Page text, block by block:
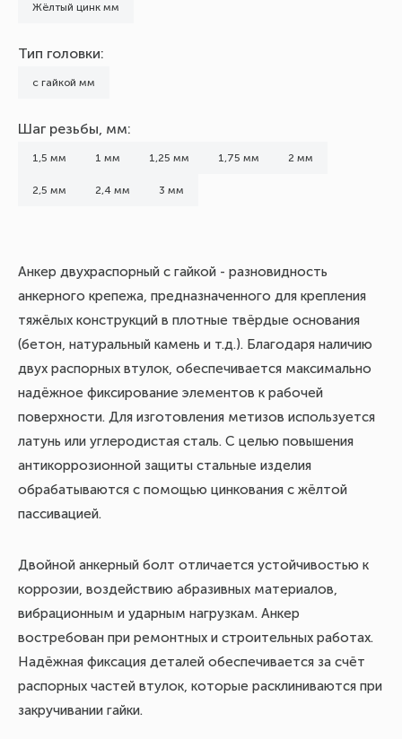
Жёлтый цинк мм
Тип головки:
с гайкой мм
Шаг резьбы, мм:
1,5 мм 1 мм 1,25 мм 1,75 мм 2 мм
2,5 мм 2,4 мм 3 мм
Анкер двухраспорный с гайкой - разновидность
анкерного крепежа, предназначенного для крепления
тяжёлых конструкций в плотные твёрдые основания
(бетон, натуральный камень и т.д.). Благодаря наличию
двух распорных втулок, обеспечивается максимально
надёжное фиксирование элементов к рабочей
поверхности. Для изготовления метизов используется
латунь или углеродистая сталь. С целью повышения
антикоррозионной защиты стальные изделия
обрабатываются с помощью цинкования с жёлтой
пассивацией.
Двойной анкерный болт отличается устойчивостью к
коррозии, воздействию абразивных материалов,
вибрационным и ударным нагрузкам. Анкер
востребован при ремонтных и строительных работах.
Надёжная фиксация деталей обеспечивается за счёт
распорных частей втулок, которые расклиниваются при
закручивании гайки.